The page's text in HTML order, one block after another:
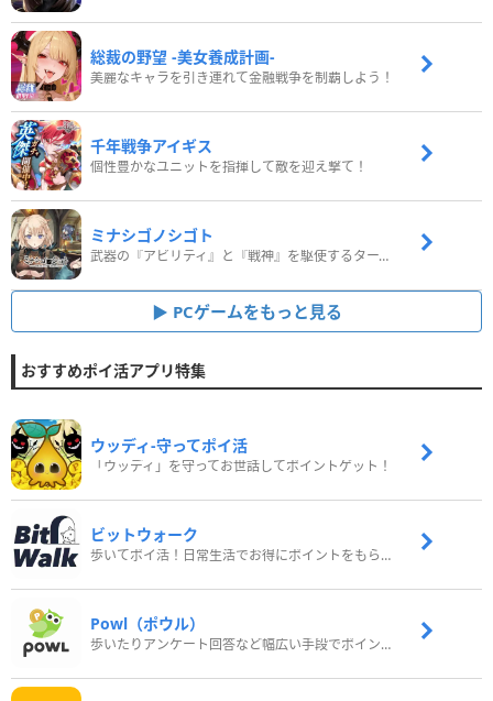
総裁の野望 -美女養成計画-
美麗なキャラを引き連れて金融戦争を制覇しよう！
千年戦争アイギス
個性豊かなユニットを指揮して敵を迎え撃て！
ミナシゴノシゴト
武器の『アビリティ』と『戦神』を駆使するターン制コマンドバトルRPG！
PCゲームをもっと見る
おすすめポイ活アプリ特集
ウッディ‐守ってポイ活
「ウッディ」を守ってお世話してポイントゲット！
ビットウォーク
歩いてポイ活！日常生活でお得にポイントをもらおう
Powl（ポウル）
歩いたりアンケート回答など幅広い手段でポイントをゲット